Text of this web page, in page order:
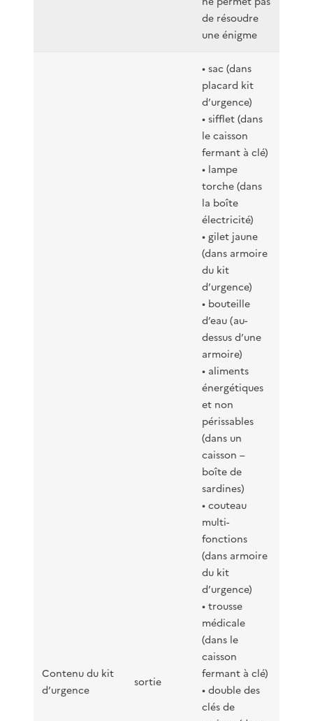
de résoudre
une énigme
Contenu du kit
d’urgence
sortie
• sac (dans
placard kit
d’urgence)
• sifflet (dans
le caisson
fermant à clé)
• lampe
torche (dans
la boîte
électricité)
• gilet jaune
(dans armoire
du kit
d’urgence)
• bouteille
d’eau (au-
dessus d’une
armoire)
• aliments
énergétiques
et non
périssables
(dans un
caisson –
boîte de
sardines)
• couteau
multi-
fonctions
(dans armoire
du kit
d’urgence)
• trousse
médicale
(dans le
caisson
fermant à clé)
• double des
clés de